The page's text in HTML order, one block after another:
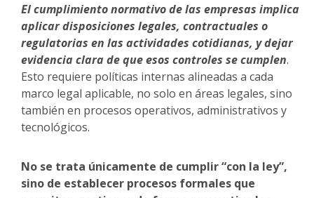
El cumplimiento normativo de las empresas implica
aplicar disposiciones legales, contractuales o
regulatorias en las actividades cotidianas, y dejar
evidencia clara de que esos controles se cumplen.
Esto requiere políticas internas alineadas a cada
marco legal aplicable, no solo en áreas legales, sino
también en procesos operativos, administrativos y
tecnológicos.
No se trata únicamente de cumplir “con la ley”,
sino de establecer procesos formales que